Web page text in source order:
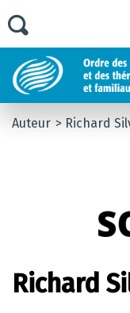
Auteur Richard
Richard